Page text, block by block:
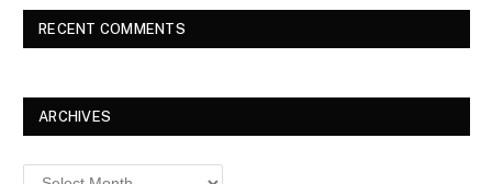
RECENT COMMENTS
ARCHIVES
Archives